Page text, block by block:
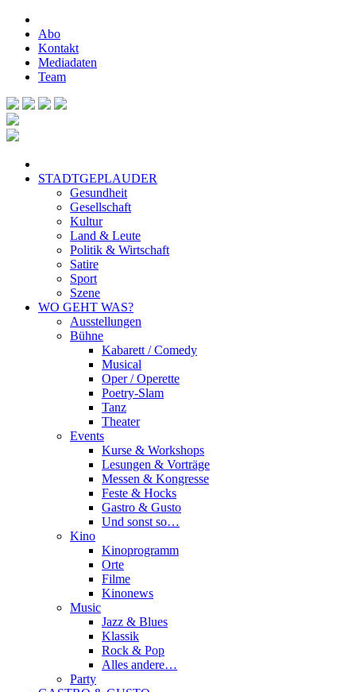
Abo
Kontakt
Mediadaten
Team
STADTGEPLAUDER
Gesundheit
Gesellschaft
Kultur
Land & Leute
Politik & Wirtschaft
Satire
Sport
Szene
WO GEHT WAS?
Ausstellungen
Bühne
Kabarett / Comedy
Musical
Oper / Operette
Poetry-Slam
Tanz
Theater
Events
Kurse & Workshops
Lesungen & Vorträge
Messen & Kongresse
Feste & Hocks
Gastro & Gusto
Und sonst so…
Kino
Kinoprogramm
Orte
Filme
Kinonews
Music
Jazz & Blues
Klassik
Rock & Pop
Alles andere…
Party